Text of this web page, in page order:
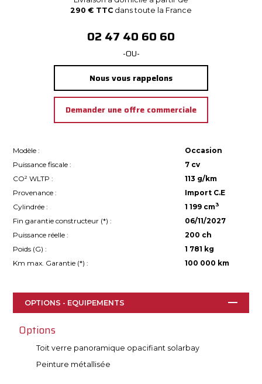
290 € TTC dans toute la France
02 47 40 60 60
-OU-
Nous vous rappelons
Demander une offre commerciale
Modèle :
Occasion
Puissance fiscale :
7 cv
CO² WLTP :
113 g/km
Provenance :
Import C.E
Cylindrée :
1 199 cm3
Fin garantie constructeur (*) :
06/11/2027
Puissance réelle :
200 ch
Poids (G) :
1 781 kg
Km max. Garantie (*) : 100 000 km
OPTIONS - EQUIPEMENTS
Options
Toit verre panoramique opacifiant solarbay
Peinture métallisée